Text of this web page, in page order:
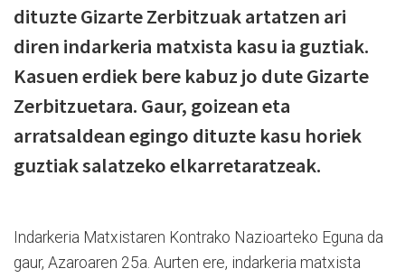
dituzte Gizarte Zerbitzuak artatzen ari
diren indarkeria matxista kasu ia guztiak.
Kasuen erdiek bere kabuz jo dute Gizarte
Zerbitzuetara. Gaur, goizean eta
arratsaldean egingo dituzte kasu horiek
guztiak salatzeko elkarretaratzeak.
Indarkeria Matxistaren Kontrako Nazioarteko Eguna da
gaur, Azaroaren 25a. Aurten ere, indarkeria matxista